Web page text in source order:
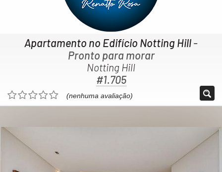
Apartamento no Edifício Notting Hill-
Pronto para morar
Notting Hill
#1.705
(nenhuma avaliação)